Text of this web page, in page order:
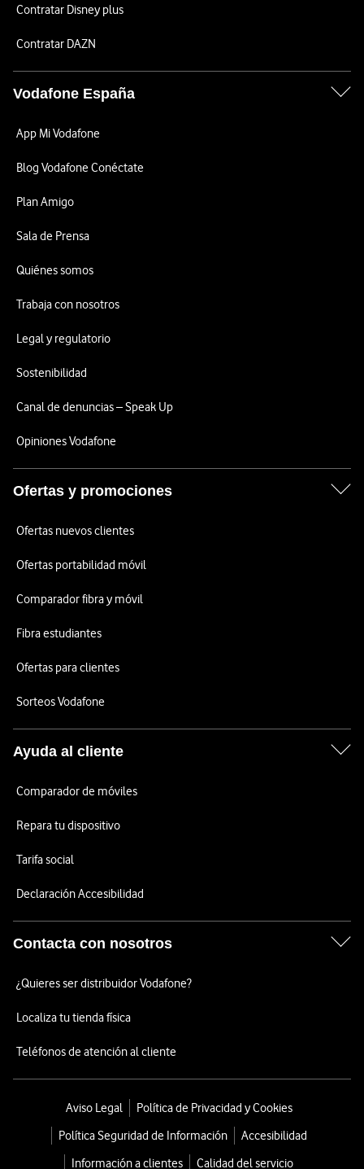
Contratar Disney plus
Contratar DAZN
Vodafone España
App Mi Vodafone
Blog Vodafone Conéctate
Plan Amigo
Sala de Prensa
Quiénes somos
Trabaja con nosotros
Legal y regulatorio
Sostenibilidad
Canal de denuncias – Speak Up
Opiniones Vodafone
Ofertas y promociones
Ofertas nuevos clientes
Ofertas portabilidad móvil
Comparador fibra y móvil
Fibra estudiantes
Ofertas para clientes
Sorteos Vodafone
Ayuda al cliente
Comparador de móviles
Repara tu dispositivo
Tarifa social
Declaración Accesibilidad
Contacta con nosotros
¿Quieres ser distribuidor Vodafone?
Localiza tu tienda física
Teléfonos de atención al cliente
Aviso Legal
Política de Privacidad y Cookies
Política Seguridad de Información
Accesibilidad
Información a clientes
Calidad del servicio